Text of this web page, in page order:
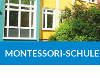
Zum
Inhalt
springen
MONTESSORI-SCHULE